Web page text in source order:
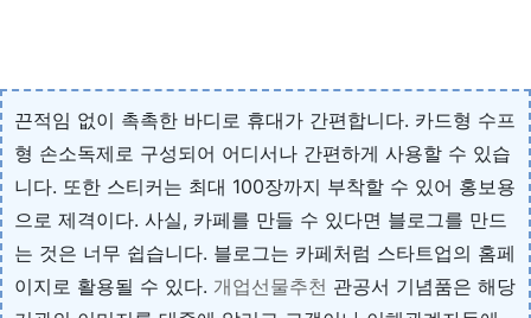
끈적임 없이 촉촉한 바디로 휴대가 간편합니다. 카드형 수프
형 손소독제로 구성되어 어디서나 간편하게 사용할 수 있습
니다. 또한 스티커는 최대 100장까지 부착할 수 있어 홍보용
으로 제격이다. 사실, 카페를 만들 수 있다면 블로그를 만드
는 것은 너무 쉽습니다. 블로그는 카페처럼 스타트업의 홈페
이지로 활용될 수 있다. 개업선물추천 관공서 기념품은 해당